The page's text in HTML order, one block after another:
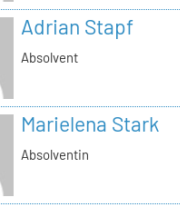
Adrian Stapf
Absolvent
Marielena Stark
Absolventin